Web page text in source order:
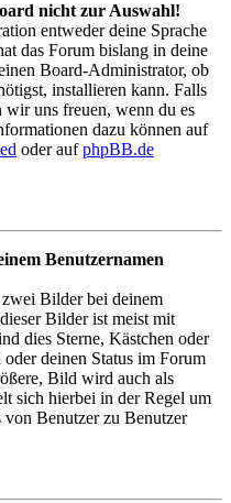
nicht zur Auswahl!
entweder deine Sprache
das Forum bislang in deine
Board-Administrator, ob
installieren kann. Falls
uns freuen, wenn du es
dazu können auf
oder aufphpBB.de
Benutzernamen
Bilder bei deinem
Bilder ist meist mit
dies Sterne, Kästchen oder
deinen Status im Forum
Bild wird auch als
sich hierbei in der Regel um
Benutzer zu Benutzer